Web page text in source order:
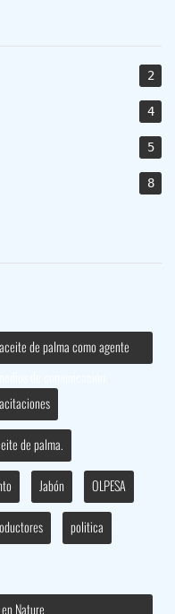
4
5
8
de comunicación
Jabón
politica
Nature
citado por algunas fuentes
Nature ..